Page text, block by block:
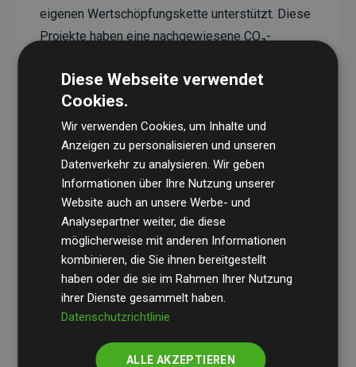
eigenen Wertschöpfungskette unterstützt. Diese
Projekte haben eine nachgewiesene CO₂-
Doppelten der geschätzten Emissionen der
Website entspricht.
Alle unterstützten Projekte werden durch
Standardverifiziert und erfüllen höchste
Anforderungen an Qualität, tatsächliche
Klimawirkung und Transparenz. Weitere
Informationen zu den einzelnen Projekten finden
Sie hier.
Initiative Websites, die Klimaprojekte unterstützen
Diese Webseite verwendet
Cookies.
Wir verwenden Cookies, um Inhalte und
Anzeigen zu personalisieren und unseren
Datenverkehr zu analysieren. Wir geben
Informationen über Ihre Nutzung unserer
Website auch an unsere Werbe- und
Analysepartner weiter, die diese
möglicherweise mit anderen Informationen
kombinieren, die Sie ihnen bereitgestellt
haben oder die sie im Rahmen Ihrer Nutzung
ihrer Dienste gesammelt haben.
Datenschutzrichtlinie
ALLE AKZEPTIEREN